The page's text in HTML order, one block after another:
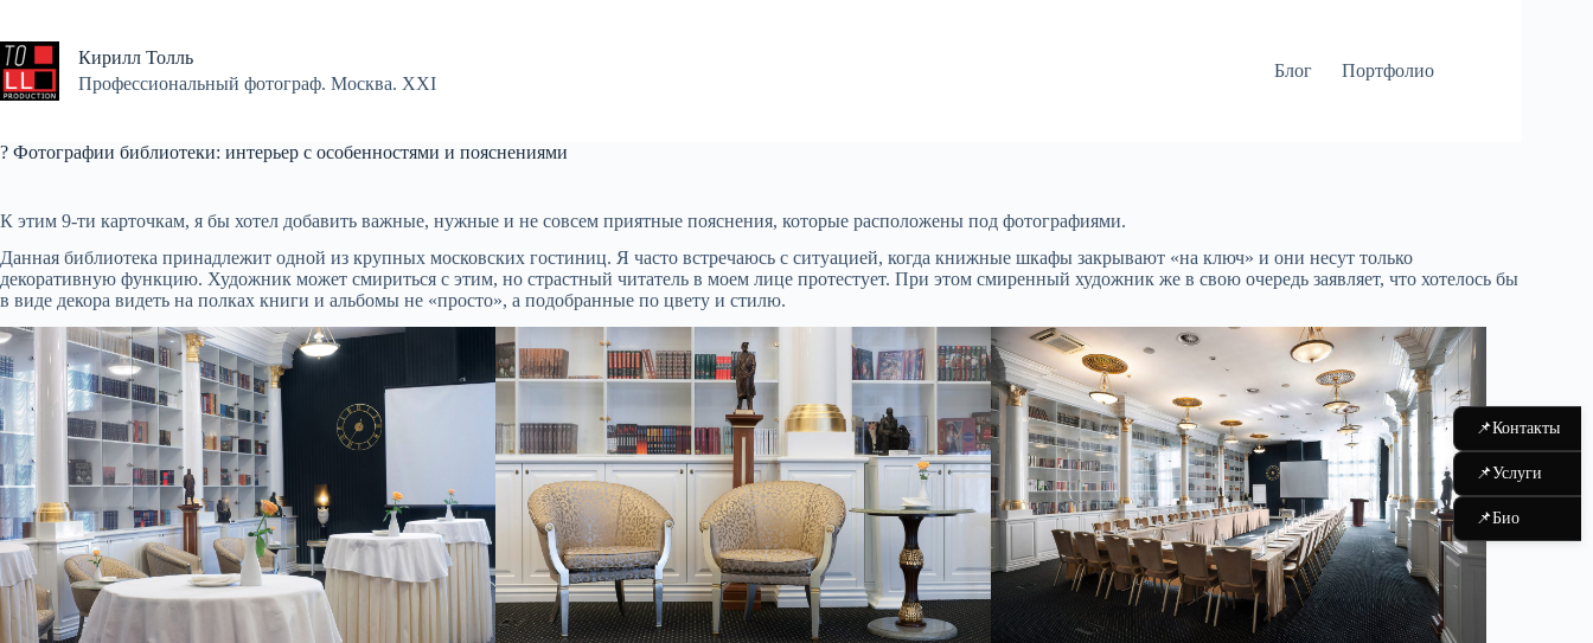
сути
Кирилл Толль
Профессиональный фотограф. Москва. XXI
Блог Портфолио
? Фотографии библиотеки: интерьер с особенностями и пояснениями
К этим 9-ти карточкам, я бы хотел добавить важные, нужные и не совсем приятные пояснения, которые расположены под фотографиями.
Данная библиотека принадлежит одной из крупных московских гостиниц. Я часто встречаюсь с ситуацией, когда книжные шкафы закрывают «на ключ» и они несут только
декоративную функцию. Художник может смириться с этим, но страстный читатель в моем лице протестует. При этом смиренный художник же в свою очередь заявляет, что хотелось бы
в виде декора видеть на полках книги и альбомы не «просто», а подобранные по цвету и стилю.
📌Контакты
📌Услуги
📌Био